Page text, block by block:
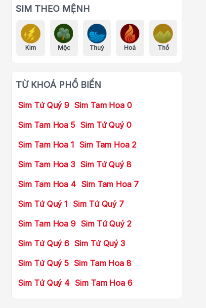
SIM THEO MỆNH
Kim Mộc Thuỷ Hoả Thổ
TỪ KHOÁ PHỔ BIẾN
Sim Tứ Quý 9 Sim Tam Hoa 0
Sim Tam Hoa 5 Sim Tứ Quý 0
Sim Tam Hoa 1 Sim Tam Hoa 2
Sim Tam Hoa 3 Sim Tứ Quý 8
Sim Tam Hoa 4 Sim Tam Hoa 7
Sim Tứ Quý 1 Sim Tứ Quý 7
Sim Tam Hoa 9 Sim Tứ Quý 2
Sim Tứ Quý 6 Sim Tứ Quý 3
Sim Tứ Quý 5 Sim Tam Hoa 8
Sim Tứ Quý 4 Sim Tam Hoa 6